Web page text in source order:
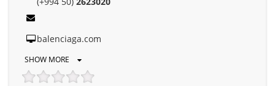
balenciaga.com
SHOW MORE